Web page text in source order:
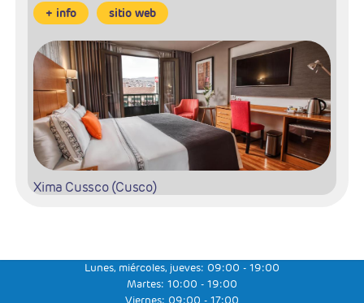
+ info sitio web
Xima Cussco (Cusco)
+51 84 581270
sitio web
Lunes, miércoles, jueves: 09:00 - 19:00
Martes: 10:00 - 19:00
Viernes: 09:00 - 17:00